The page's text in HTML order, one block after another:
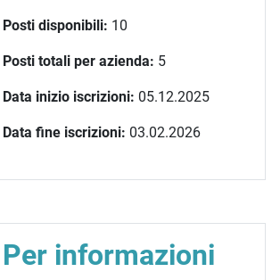
Posti disponibili: 10
Posti totali per azienda: 5
Data inizio iscrizioni: 05.12.2025
Data fine iscrizioni: 03.02.2026
Per informazioni